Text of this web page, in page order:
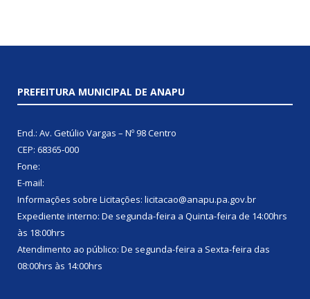
PREFEITURA MUNICIPAL DE ANAPU
End.: Av. Getúlio Vargas – Nº 98 Centro
CEP: 68365-000
Fone:
E-mail:
Informações sobre Licitações: licitacao@anapu.pa.gov.br
Expediente interno: De segunda-feira a Quinta-feira de 14:00hrs
às 18:00hrs
Atendimento ao público: De segunda-feira a Sexta-feira das
08:00hrs às 14:00hrs